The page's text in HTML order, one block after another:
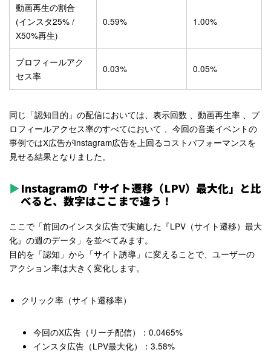
動画再生の割合
(インスタ25% /
X50%再生)
0.59% 1.00%
プロフィールアク
セス率
0.03% 0.05%
同じ「認知目的」の配信においては、表示回数 、動画再生率
、プ
ロフィールアクセス率のすべてにおいて
、今回の音楽イベントの
事例ではX広告がInstagram広告を上回るコストパフォーマンスを
見せる結果となりました。
Instagramの「サイト遷移（LPV）最大化」と比
べると、数字はここまで違う！
ここで「前回のインスタ広告で実施した『LPV（サイト遷移）最大
化』の週のデータ」を並べてみます。
目的を「認知」から「サイト誘導」に変えることで、ユーザーの
アクション率は大きく変化します。
クリック率（サイト遷移率）
今回のX広告（リーチ配信）： 0.0465%
インスタ広告（LPV最大化）： 3.58%